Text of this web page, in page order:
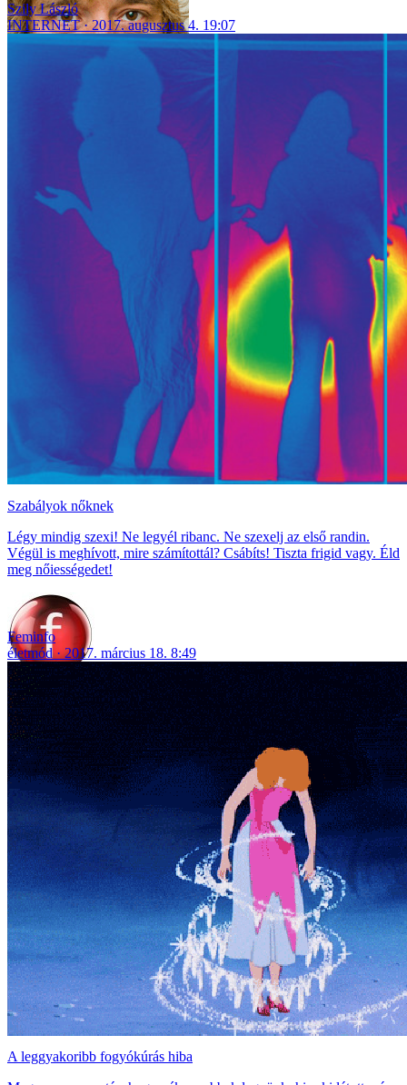
Szily László
INTERNET
2017. augusztus 4. 19:07
Szabályok nőknek
Légy mindig szexi! Ne legyél ribanc. Ne szexelj az első randin.
Végül is meghívott, mire számítottál? Csábíts! Tiszta frigid vagy. Éld
meg nőiességedet!
Feminfo
életmód
2017. március 18. 8:49
A leggyakoribb fogyókúrás hiba